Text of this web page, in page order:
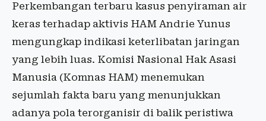
Perkembangan terbaru kasus penyiraman air
keras terhadap aktivis HAM Andrie Yunus
mengungkap indikasi keterlibatan jaringan
yang lebih luas. Komisi Nasional Hak Asasi
Manusia (Komnas HAM) menemukan
sejumlah fakta baru yang menunjukkan
adanya pola terorganisir di balik peristiwa